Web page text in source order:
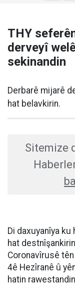
THY
derveyî
sekinandin
Derbarê mijarê
hat belavkirin.
Sitemize
Di daxuyanîya
hat
Coronavîrusê
4ê Hezîranê û
hatin